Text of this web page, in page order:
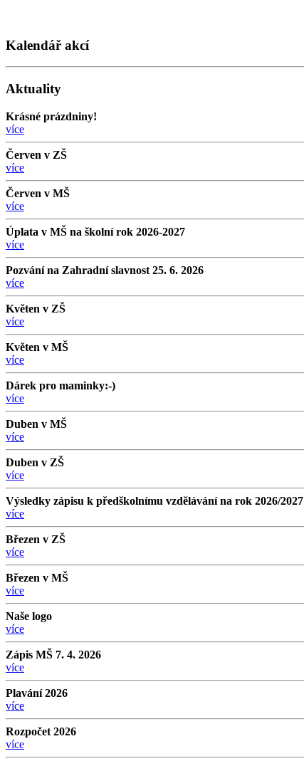
Kalendář akcí
Aktuality
Krásné prázdniny!
více
Červen v ZŠ
více
Červen v MŠ
více
Úplata v MŠ na školní rok 2026-2027
více
Pozvání na Zahradní slavnost 25. 6. 2026
více
Květen v ZŠ
více
Květen v MŠ
více
Dárek pro maminky:-)
více
Duben v MŠ
více
Duben v ZŠ
více
Výsledky zápisu k předškolnímu vzdělávání na rok 2026/2027
více
Březen v ZŠ
více
Březen v MŠ
více
Naše logo
více
Zápis MŠ 7. 4. 2026
více
Plavání 2026
více
Rozpočet 2026
více